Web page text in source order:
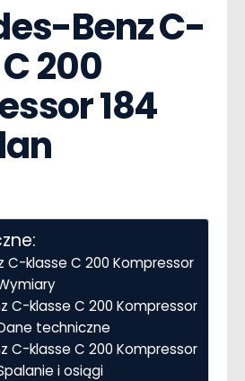
Benz C-
200
184
C-klasse C 200 Kompressor
C-klasse C 200 Kompressor
techniczne
C-klasse C 200 Kompressor
i osiągi